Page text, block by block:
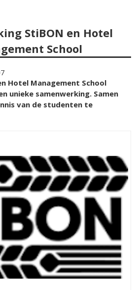
StiBON en Hotel
School
Hotel Management School
unieke samenwerking. Samen
van de studenten te